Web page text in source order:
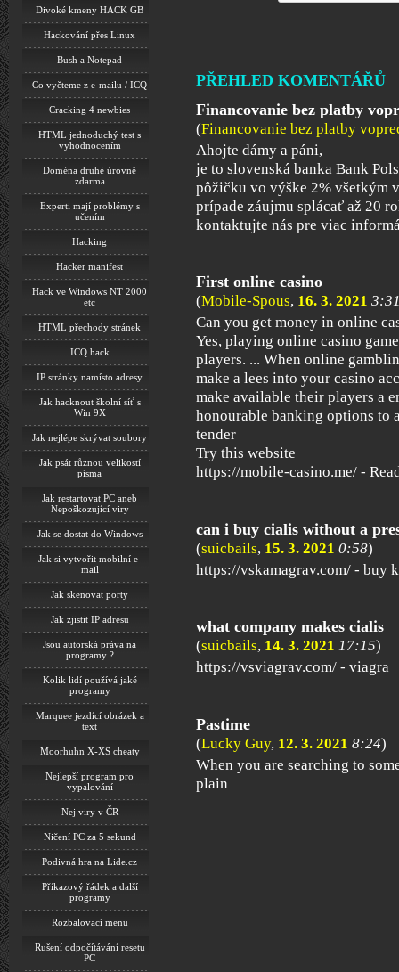
Divoké kmeny HACK GB
Hackování přes Linux
Bush a Notepad
Co vyčteme z e-mailu / ICQ
Cracking 4 newbies
HTML jednoduchý test s
vyhodnocením
Doména druhé úrovně
zdarma
Experti mají problémy s
učením
Hacking
Hacker manifest
Hack ve Windows NT 2000
etc
HTML přechody stránek
ICQ hack
IP stránky namísto adresy
Jak hacknout školní síť s
Win 9X
Jak nejlépe skrývat soubory
Jak psát různou velikostí
písma
Jak restartovat PC aneb
Nepoškozující viry
Jak se dostat do Windows
Jak si vytvořit mobilní e-
mail
Jak skenovat porty
Jak zjistit IP adresu
Jsou autorská práva na
programy ?
Kolik lidí používá jaké
programy
Marquee jezdící obrázek a
text
Moorhuhn X-XS cheaty
Nejlepší program pro
vypalování
Nej viry v ČR
Ničení PC za 5 sekund
Podivná hra na Lide.cz
Příkazový řádek a další
programy
Rozbalovací menu
Rušení odpočítávání resetu
PC
PŘEHLED KOMENTÁŘŮ
Financovanie bez platby
(Financovanie bez platby
Ahojte dámy a páni,
je to slovenská banka Bank
pôžičku vo výške 2% všetkým
prípade záujmu splácať až 20
kontaktujte nás pre viac
First online casino
(Mobile-Spous, 16. 3. 2021
Can you get money in online
Yes, playing online casino
players. ... When online
make a lees into your casino
make available their players a
honourable banking options to
tender
Try this website
https://mobile-casino.me/ -
can i buy cialis without a
(suicbails, 15. 3. 2021 0:58)
https://vskamagrav.com/ - buy
what company makes cialis
(suicbails, 14. 3. 2021 17:15)
https://vsviagrav.com/ - viagra
Pastime
(Lucky Guy, 12. 3. 2021 8:24)
When you are searching to
plain